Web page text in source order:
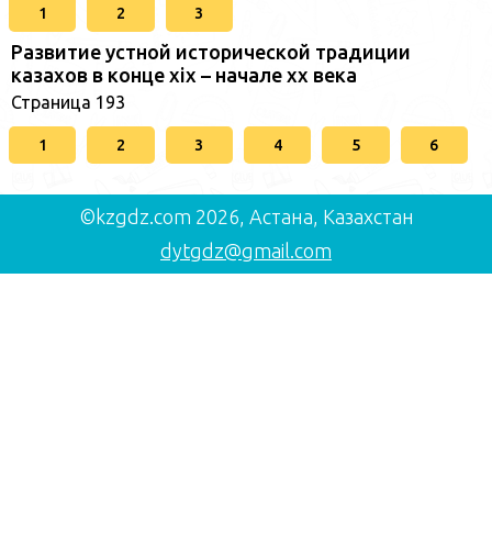
1 2 3
Развитие устной исторической традиции
казахов в конце xіх – начале хх века
Страница 193
1 2 3 4 5 6
©kzgdz.com 2026, Астана, Казахстан
dytgdz@gmail.com